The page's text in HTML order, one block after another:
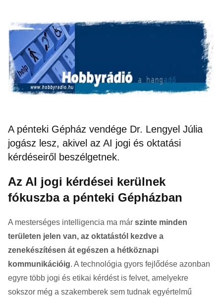
A pénteki Gépház vendége Dr. Lengyel Júlia
jogász lesz, akivel az AI jogi és oktatási
kérdéseiről beszélgetnek.
Az AI jogi kérdései kerülnek
fókuszba a pénteki Gépházban
A mesterséges intelligencia ma már szinte minden
területen jelen van, az oktatástól kezdve a
zenekészítésen át egészen a hétköznapi
kommunikációig. A technológia gyors fejlődése azonban
egyre több jogi és etikai kérdést is felvet, amelyekre
sokszor még a szakemberek sem tudnak egyértelmű